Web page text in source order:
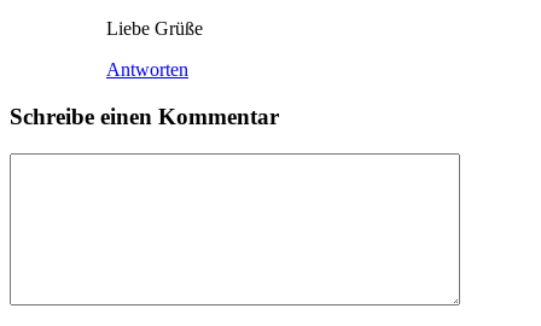
Liebe Grüße
Antworten
Schreibe einen Kommentar